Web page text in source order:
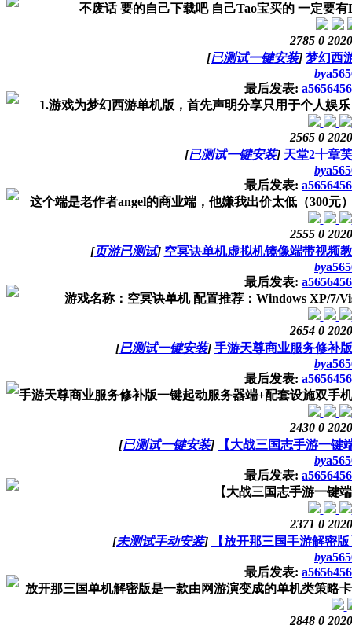
不废话 要的自己下载吧 自己Tao宝买的 一定要
2785 0
[已测试一键安装] 梦幻西
by
最后发表: a5656456
1.游戏为梦幻西游单机版，首先声明分享只用于个人娱
2565 0
[已测试一键安装] 天堂2十章
by
最后发表: a5656456
这个端是老作者angel的商业端，他嫌我出价太低（300元
2555 0
[页游已测试] 空冥诀单机虚拟机镜像端带视频
by
最后发表: a5656456
游戏名称：空冥诀单机 配置推荐：Windows XP/7/
2654 0
[已测试一键安装] 手游天尊商业服务修补
by
最后发表: a5656456
手游天尊商业服务修补版一键起动服务器端+配套设施双手
2430 0
[已测试一键安装]
【大战三国志手游一键
by
最后发表: a5656456
【大战三国志手游一键
2371 0
[未测试手动安装]
【放开那三国手游解密
by
最后发表: a5656456
放开那三国单机解密版是一款由网游演变成的单机类策略
2848 0